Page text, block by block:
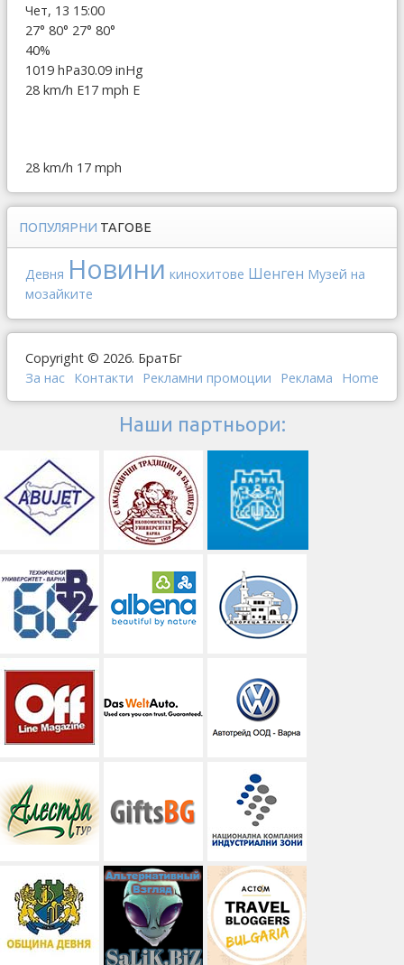
Чет, 13 15:00
27° 80° 27° 80°
40%
1019 hPa30.09 inHg
28 km/h E17 mph E
28 km/h 17 mph
ПОПУЛЯРНИ ТАГОВЕ
Девня Новини кинохитове Шенген Музей на
мозайките
Copyright © 2026. БратБг
За нас Контакти Рекламни промоции Реклама Home
Наши партньори: